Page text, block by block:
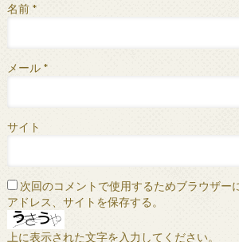
名前 *
メール *
サイト
次回のコメントで使用するためブラウザー
アドレス、サイトを保存する。
上に表示された文字を入力してください。